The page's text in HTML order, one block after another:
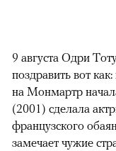
9 августа Одри
поздравить вот
на Монмартр
(2001) сделала
французского
замечает чужие